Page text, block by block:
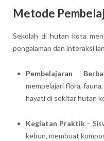
Metode
Sekolah di hutan kota
pengalaman dan interaksi
Pembelajaran
mempelajari flora,
hayati di sekitar hutan
Kegiatan Praktik–
kebun, membuat